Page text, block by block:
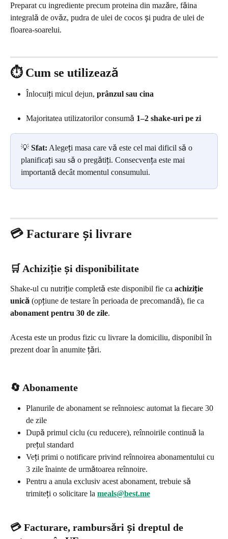
Preparat cu ingrediente precum proteina din mazăre, făina
integrală de ovăz, pudra de ulei de cocos și pudra de ulei de
floarea-soarelui.
⏱️ Cum se utilizează
Înlocuiți micul dejun, prânzul sau cina
Majoritatea utilizatorilor consumă 1–2 shake-uri pe zi
💡 Sfat: Alegeți masa care vă este cel mai dificil să o
planificați sau să o pregătiți. Consecvența este mai
importantă decât momentul consumului.
💳 Facturare și livrare
🛒 Achiziție și disponibilitate
Shake-ul cu nutriție completă este disponibil fie ca achiziție
unică (opțiune de testare în perioada de precomandă), fie ca
abonament pentru 30 de zile.
Acesta este un produs fizic cu livrare la domiciliu, disponibil în
prezent doar în anumite țări.
🔄 Abonamente
Planurile de abonament se reînnoiesc automat la fiecare 30
de zile
După primul ciclu (cu reducere), reînnoirile continuă la
prețul standard
Veți primi o notificare privind reînnoirea abonamentului cu
3 zile înainte de următoarea reînnoire.
Pentru a anula exclusiv acest abonament, trebuie să
trimiteți o solicitare la meals@best.me
💳 Facturare, rambursări și dreptul de